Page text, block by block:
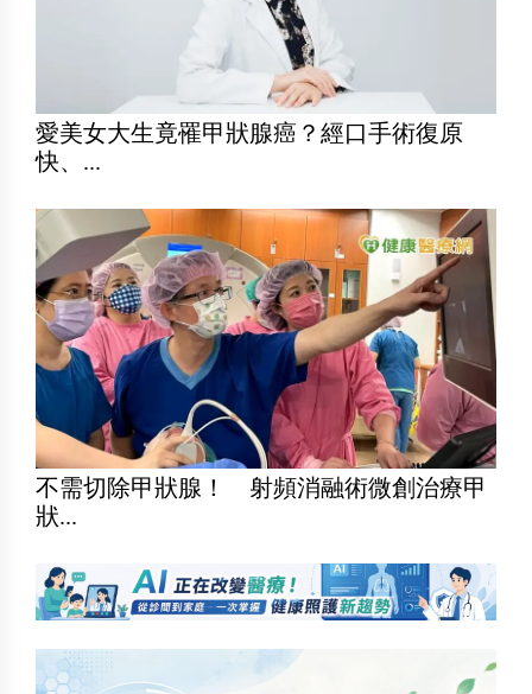
愛美女大生竟罹甲狀腺癌？經口手術復原
快、...
不需切除甲狀腺！ 射頻消融術微創治療甲
狀...